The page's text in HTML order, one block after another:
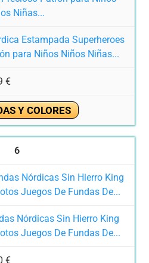
Estampada Superheroes
para Niños Niños Niñas...
€
Y COLORES
6
Nórdicas Sin Hierro King
Juegos De Fundas De...
€